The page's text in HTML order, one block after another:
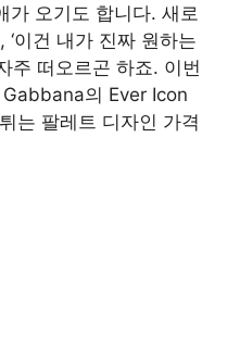
가 오기도 합니다. 새로
이건 내가 진짜 원하는
주 떠오르곤 하죠. 이번
의 Ever Icon
는 팔레트 디자인 가격